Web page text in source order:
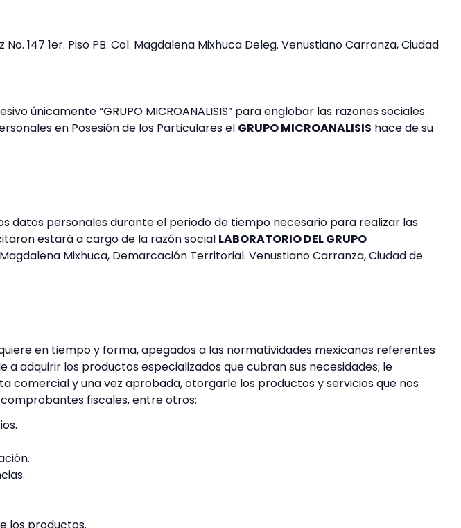
147 1er. Piso PB. Col. Magdalena Mixhuca Deleg. Venustiano Carranza, Ciudad
únicamente “GRUPO MICROANALISIS” para englobar las razones sociales
en Posesión de los Particulares el GRUPO MICROANALISIS hace de su
datos personales durante el periodo de tiempo necesario para realizar las
estará a cargo de la razón social LABORATORIO DEL GRUPO
Mixhuca, Demarcación Territorial. Venustiano Carranza, Ciudad de
en tiempo y forma, apegados a las normatividades mexicanas referentes
adquirir los productos especializados que cubran sus necesidades; le
y una vez aprobada, otorgarle los productos y servicios que nos
fiscales, entre otros: